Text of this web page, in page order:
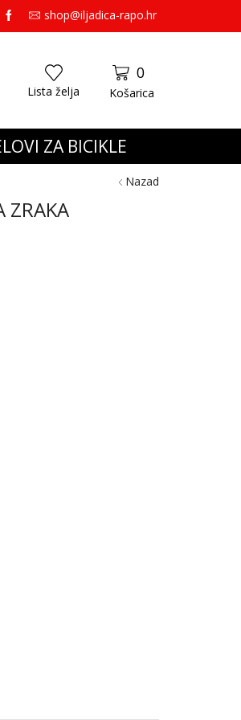
dostava.shop@iljadica-rapo.hr
Lista želja
0
Košarica
ZA BICIKLE
Nazad
ZRAKA